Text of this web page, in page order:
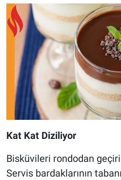
Kat Kat Diziliyor
Bisküvileri rondodan
Servis bardaklarının